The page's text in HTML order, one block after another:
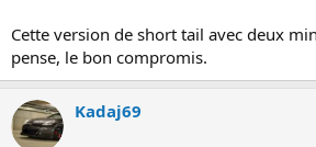
Cette version de short tail avec deux
pense, le bon compromis.
Kadaj69